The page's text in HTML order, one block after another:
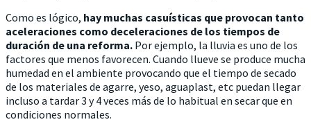
Como es lógico, hay muchas casuísticas que provocan tanto
aceleraciones como deceleraciones de los tiempos de
duración de una reforma. Por ejemplo, la lluvia es uno de los
factores que menos favorecen. Cuando llueve se produce mucha
humedad en el ambiente provocando que el tiempo de secado
de los materiales de agarre, yeso, aguaplast, etc puedan llegar
incluso a tardar 3 y 4 veces más de lo habitual en secar que en
condiciones normales.